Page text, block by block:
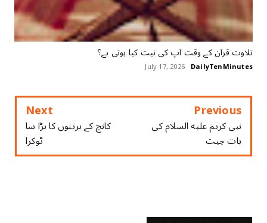
تلاوت قرآن کے وقت آپ کی نیت کیا ہوتی ہے؟
DailyTenMinutes
July 17, 2026
Previous
نبی کریم عليه السلام کی
بات چیت
Next
کانچ کے برتنوں کا بڑا سا
ٹوکرا